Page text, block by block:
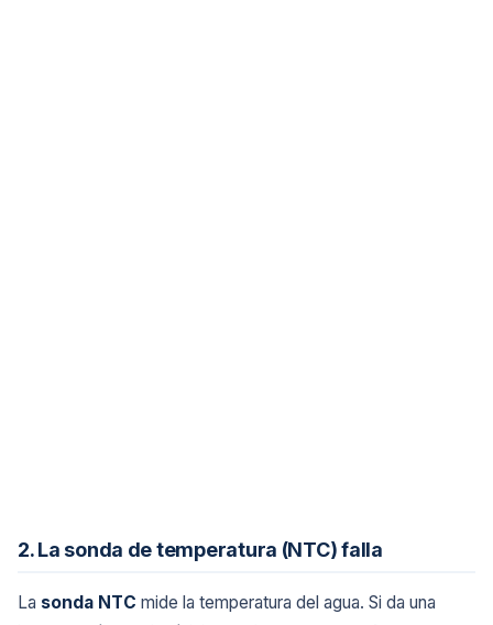
2. La sonda de temperatura (NTC) falla
La sonda NTC mide la temperatura del agua. Si da una